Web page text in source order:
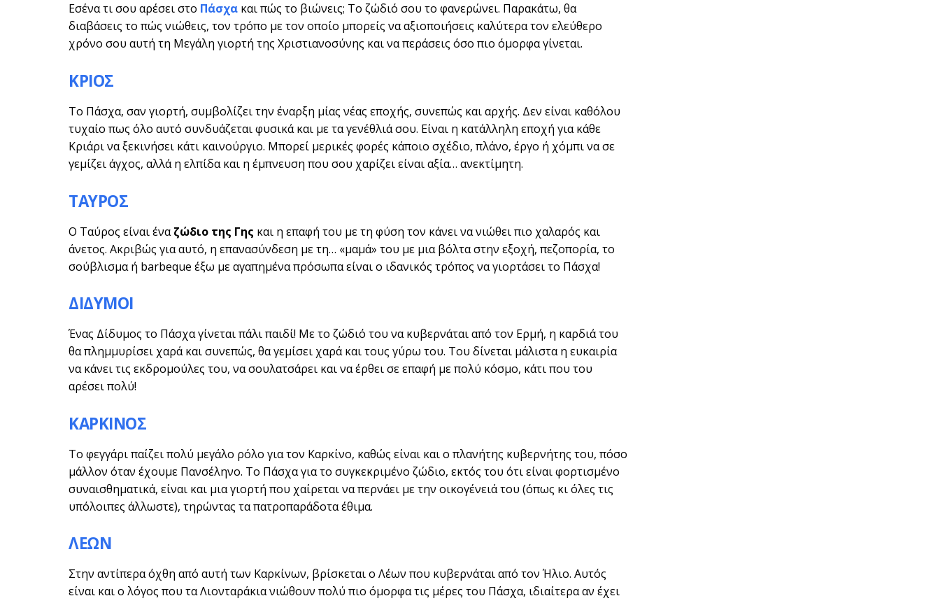
Εσένα τι σου αρέσει στο Πάσχα και πώς το βιώνεις; Το ζώδιό σου το φανερώνει. Παρακάτω, θα
διαβάσεις το πώς νιώθεις, τον τρόπο με τον οποίο μπορείς να αξιοποιήσεις καλύτερα τον ελεύθερο
χρόνο σου αυτή τη Μεγάλη γιορτή της Χριστιανοσύνης και να περάσεις όσο πιο όμορφα γίνεται.
ΚΡΙΟΣ
Το Πάσχα, σαν γιορτή, συμβολίζει την έναρξη μίας νέας εποχής, συνεπώς και αρχής. Δεν είναι καθόλου
τυχαίο πως όλο αυτό συνδυάζεται φυσικά και με τα γενέθλιά σου. Είναι η κατάλληλη εποχή για κάθε
Κριάρι να ξεκινήσει κάτι καινούργιο. Μπορεί μερικές φορές κάποιο σχέδιο, πλάνο, έργο ή χόμπι να σε
γεμίζει άγχος, αλλά η ελπίδα και η έμπνευση που σου χαρίζει είναι αξία… ανεκτίμητη.
ΤΑΥΡΟΣ
Ο Ταύρος είναι έναζώδιο της Γης και η επαφή του με τη φύση τον κάνει να νιώθει πιο χαλαρός και
άνετος. Ακριβώς για αυτό, η επανασύνδεση με τη… «μαμά» του με μια βόλτα στην εξοχή, πεζοπορία, το
σούβλισμα ή barbeque έξω με αγαπημένα πρόσωπα είναι ο ιδανικός τρόπος να γιορτάσει το Πάσχα!
ΔΙΔΥΜΟΙ
Ένας Δίδυμος το Πάσχα γίνεται πάλι παιδί! Με το ζώδιό του να κυβερνάται από τον Ερμή, η καρδιά του
θα πλημμυρίσει χαρά και συνεπώς, θα γεμίσει χαρά και τους γύρω του. Του δίνεται μάλιστα η ευκαιρία
να κάνει τις εκδρομούλες του, να σουλατσάρει και να έρθει σε επαφή με πολύ κόσμο, κάτι που του
αρέσει πολύ!
ΚΑΡΚΙΝΟΣ
Το φεγγάρι παίζει πολύ μεγάλο ρόλο για τον Καρκίνο, καθώς είναι και ο πλανήτης κυβερνήτης του, πόσο
μάλλον όταν έχουμε Πανσέληνο. Το Πάσχα για το συγκεκριμένο ζώδιο, εκτός του ότι είναι φορτισμένο
συναισθηματικά, είναι και μια γιορτή που χαίρεται να περνάει με την οικογένειά του (όπως κι όλες τις
υπόλοιπες άλλωστε), τηρώντας τα πατροπαράδοτα έθιμα.
ΛΕΩΝ
Στην αντίπερα όχθη από αυτή των Καρκίνων, βρίσκεται ο Λέων που κυβερνάται από τον Ήλιο. Αυτός
είναι και ο λόγος που τα Λιονταράκια νιώθουν πολύ πιο όμορφα τις μέρες του Πάσχα, ιδιαίτερα αν έχει